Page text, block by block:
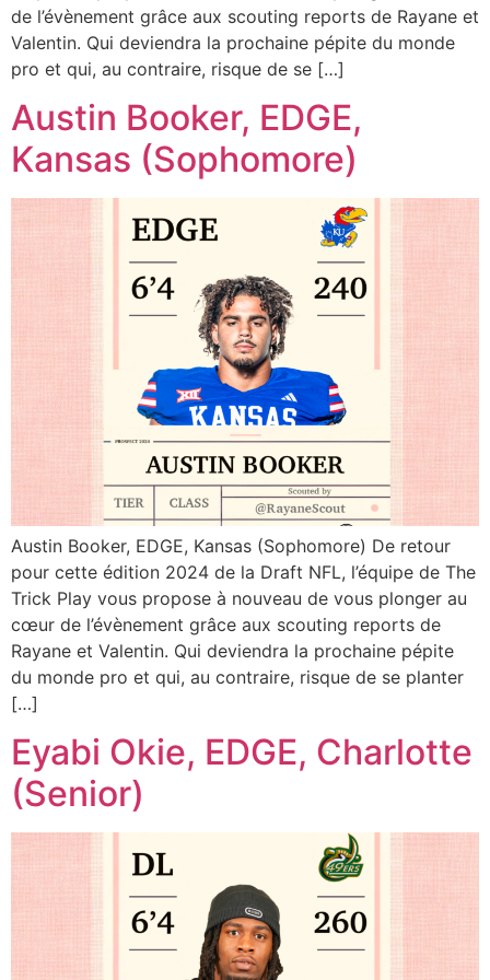
de l’évènement grâce aux scouting reports de Rayane et
Valentin. Qui deviendra la prochaine pépite du monde
pro et qui, au contraire, risque de se […]
Austin Booker, EDGE,
Kansas (Sophomore)
Austin Booker, EDGE, Kansas (Sophomore) De retour
pour cette édition 2024 de la Draft NFL, l’équipe de The
Trick Play vous propose à nouveau de vous plonger au
cœur de l’évènement grâce aux scouting reports de
Rayane et Valentin. Qui deviendra la prochaine pépite
du monde pro et qui, au contraire, risque de se planter
[…]
Eyabi Okie, EDGE, Charlotte
(Senior)